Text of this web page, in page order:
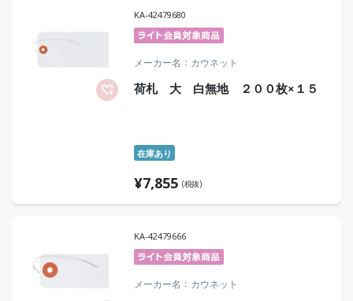
KA-42479680
メーカー名 カウネット
荷札 大 白無地 ２００枚×１５
在庫あり
¥7,855 (税抜)
KA-42479666
メーカー名 カウネット